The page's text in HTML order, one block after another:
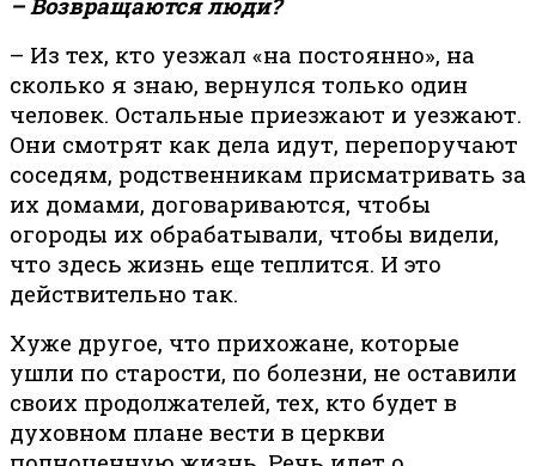
– Из тех, кто уезжал «на постоянно», на
сколько я знаю, вернулся только один
человек. Остальные приезжают и уезжают.
Они смотрят как дела идут, перепоручают
соседям, родственникам присматривать за
их домами, договариваются, чтобы
огороды их обрабатывали, чтобы видели,
что здесь жизнь еще теплится. И это
действительно так.
Хуже другое, что прихожане, которые
ушли по старости, по болезни, не оставили
своих продолжателей, тех, кто будет в
духовном плане вести в церкви